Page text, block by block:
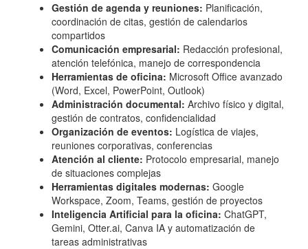
Gestión de agenda y reuniones: Planificación,
coordinación de citas, gestión de calendarios
compartidos
Comunicación empresarial: Redacción profesional,
atención telefónica, manejo de correspondencia
Herramientas de oficina: Microsoft Office avanzado
(Word, Excel, PowerPoint, Outlook)
Administración documental: Archivo físico y digital,
gestión de contratos, confidencialidad
Organización de eventos: Logística de viajes,
reuniones corporativas, conferencias
Atención al cliente: Protocolo empresarial, manejo
de situaciones complejas
Herramientas digitales modernas: Google
Workspace, Zoom, Teams, gestión de proyectos
Inteligencia Artificial para la oficina: ChatGPT,
Gemini, Otter.ai, Canva IA y automatización de
tareas administrativas